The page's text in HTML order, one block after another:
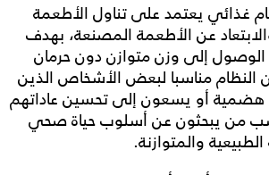
غذائي يعتمد على تناول الأطعمة
عن الأطعمة المصنعة، بهدف
إلى وزن متوازن دون حرمان
مناسبا لبعض الأشخاص الذين
أو يسعون إلى تحسين عاداتهم
من يبحثون عن أسلوب حياة صحي
والمتوازنة.